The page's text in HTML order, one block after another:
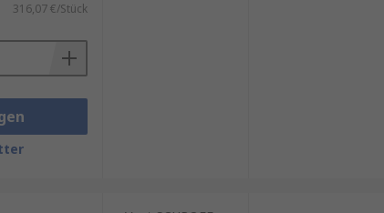
316,07 €/Stück